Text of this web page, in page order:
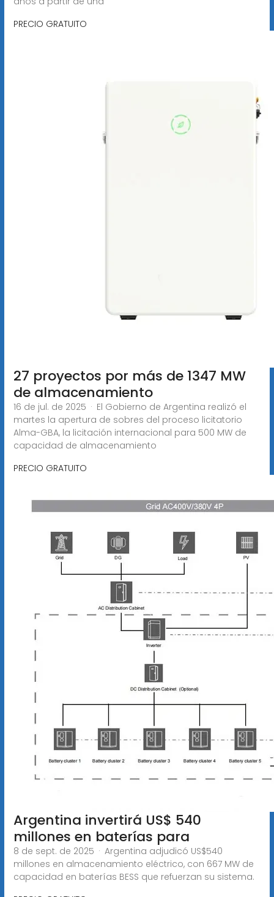
PRECIO GRATUITO
27 proyectos por más de 1347 MW
de almacenamiento
16 de jul. de 2025 · El Gobierno de Argentina realizó el
martes la apertura de sobres del proceso licitatorio
Alma-GBA, la licitación internacional para 500 MW de
capacidad de almacenamiento
PRECIO GRATUITO
Argentina invertirá US$ 540
millones en baterías para
8 de sept. de 2025 · Argentina adjudicó US$540
millones en almacenamiento eléctrico, con 667 MW de
capacidad en baterías BESS que refuerzan su sistema.